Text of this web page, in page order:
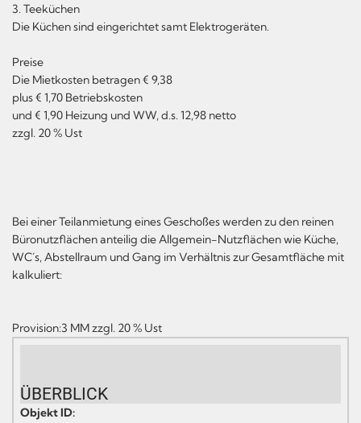
3. Teeküchen
Die Küchen sind eingerichtet samt Elektrogeräten.
Preise
Die Mietkosten betragen € 9,38
plus € 1,70 Betriebskosten
und € 1,90 Heizung und WW, d.s. 12,98 netto
zzgl. 20 % Ust
Bei einer Teilanmietung eines Geschoßes werden zu den reinen
Büronutzflächen anteilig die Allgemein-Nutzflächen wie Küche,
WC´s, Abstellraum und Gang im Verhältnis zur Gesamtfläche mit
kalkuliert:
Provision:3 MM zzgl. 20 % Ust
ÜBERBLICK
Objekt ID: